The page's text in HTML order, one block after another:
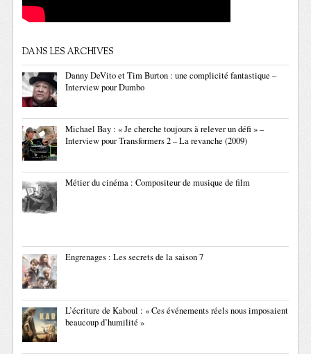
DANS LES ARCHIVES
Danny DeVito et Tim Burton : une complicité fantastique –
Interview pour Dumbo
Michael Bay : « Je cherche toujours à relever un défi » –
Interview pour Transformers 2 – La revanche (2009)
Métier du cinéma : Compositeur de musique de film
Engrenages : Les secrets de la saison 7
L’écriture de Kaboul : « Ces événements réels nous imposaient
beaucoup d’humilité »